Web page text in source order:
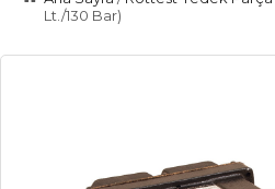
Lt./130 Bar)